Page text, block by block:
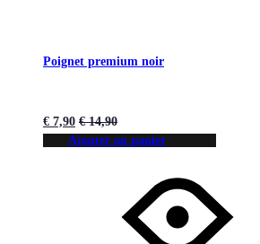
Poignet premium noir
€ 7,90 €14,90
Ajouter au panier